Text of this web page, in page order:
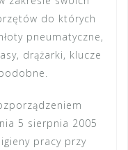
do których
pneumatyczne,
drążarki, klucze
5 sierpnia 2005
pracy przy